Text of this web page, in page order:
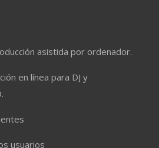
asistida por ordenador.
en línea para DJ y
usuarios